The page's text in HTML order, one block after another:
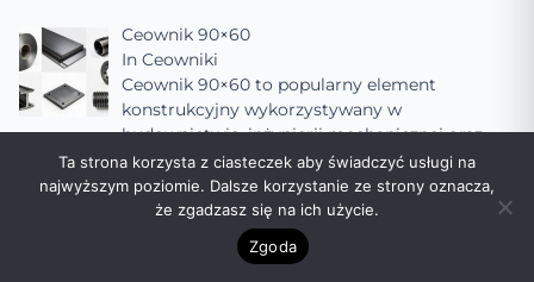
Ceownik 90×60
In Ceowniki
Ceownik 90×60 to popularny element
konstrukcyjny wykorzystywany w
budownictwie, inżynierii mechanicznej oraz
innych dziedzinach, gdzie wymagana jest[…]
Ceownik 90×50
Ceownik 90×50 to popularny rodzaj
Ta strona korzysta z ciasteczek aby świadczyć usługi na
najwyższym poziomie. Dalsze korzystanie ze strony oznacza,
że zgadzasz się na ich użycie.
Zgoda